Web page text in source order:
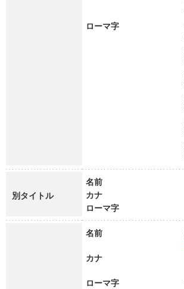
ローマ字
別タイトル
名前
カナ
ローマ字
名前
カナ
ローマ字